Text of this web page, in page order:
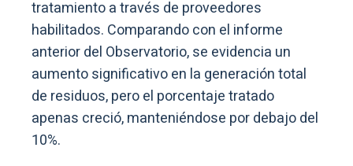
tratamiento a través de proveedores
habilitados. Comparando con el informe
anterior del Observatorio, se evidencia un
aumento significativo en la generación total
de residuos, pero el porcentaje tratado
apenas creció, manteniéndose por debajo del
10%.